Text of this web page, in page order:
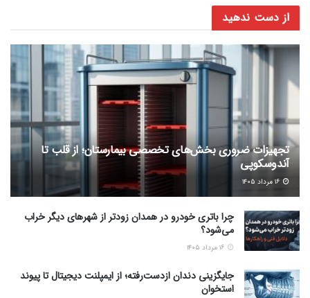
از دست ندهید
تجهیزات ضروری بخش‌های تخصصی بیمارستان؛ از قلب تا
آندوسکوپی
چرا باتری خودرو در همدان زودتر از شهرهای دیگر خراب
می‌شود؟
جایگزینی دندان ازدست‌رفته؛ از ایمپلنت دیجیتال تا پیوند
استخوان